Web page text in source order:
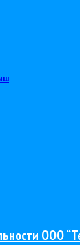
ООО